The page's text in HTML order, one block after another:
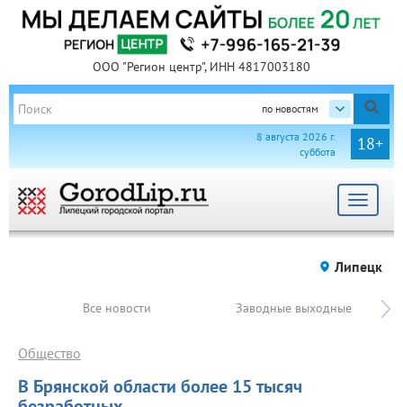
ООО "Регион центр", ИНН 4817003180
по новостям
18+
8 августа 2026 г.
суббота
Toggle
Липецк
Все новости Заводные выходные
В Брянской области более 15 тысяч
Общество